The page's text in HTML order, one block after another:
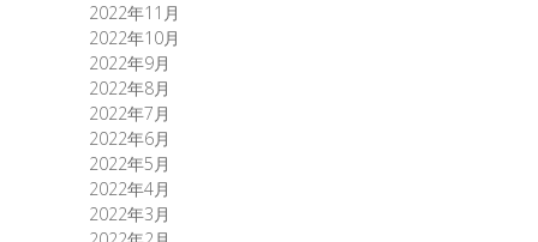
2022年11月
2022年10月
2022年9月
2022年8月
2022年7月
2022年6月
2022年5月
2022年4月
2022年3月